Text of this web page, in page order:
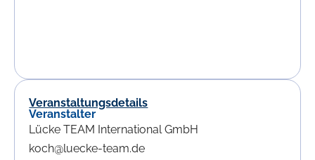
Veranstaltungsdetails
Veranstalter
Lücke TEAM International GmbH
koch@luecke-team.de